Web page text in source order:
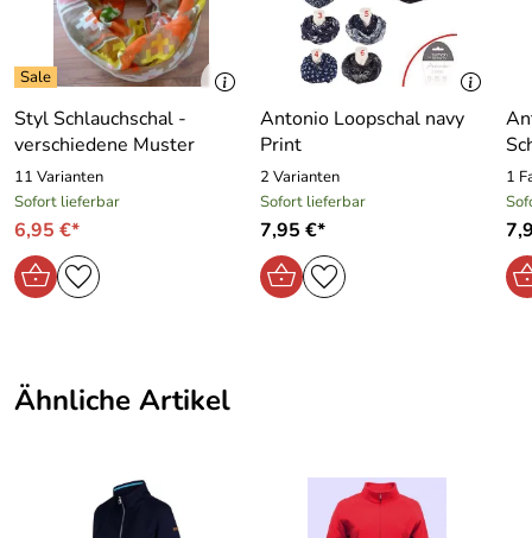
Wir haben außer die Regatta Clemance noch weitere
Damen Fleecejacken im Programm.
Details der Regatta Fleecejacke Clemance:
- 200 er Symmetry Fleece
- Außenseite mit Antipill-Ausstattung, Innenseite
gebürstet
- 2 tief angesetzte Taschen
- verstellbarer elastischer Saumschnürzug
Farbe: snowwhite
Material: 100 % Polyester
Styl Schlauchschal -
verschiedene Muster
11 Varianten
Sofort lieferbar
6,95 €*
Antonio Loopschal navy
Print
2 Varianten
Sofort lieferbar
7,95 €*
1
Ähnliche Artikel